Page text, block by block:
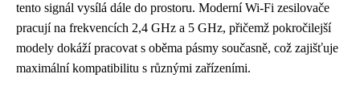
tento signál vysílá dále do prostoru. Moderní Wi-Fi zesilovače
pracují na frekvencích 2,4 GHz a 5 GHz, přičemž pokročilejší
modely dokáží pracovat s oběma pásmy současně, což zajišťuje
maximální kompatibilitu s různými zařízeními.